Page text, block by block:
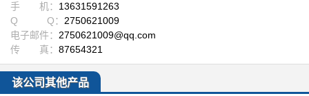
手 机： 13631591263
Q Q： 2750621009
电子邮件： 2750621009@qq.com
传 真： 87654321
该公司其他产品